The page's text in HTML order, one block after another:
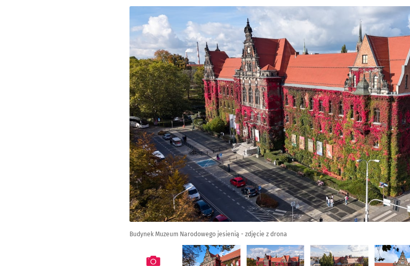
Kliknij, aby zobaczyć galerię
Budynek Muzeum Narodowego jesienią - zdjęcie z drona